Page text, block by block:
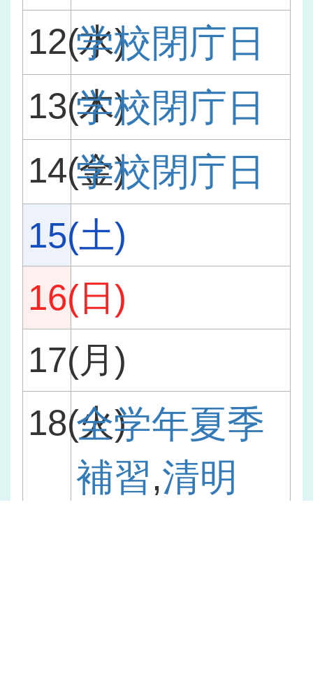
12(水)
学校閉庁日
13(木)
学校閉庁日
14(金)
学校閉庁日
15(土)
16(日)
17(月)
18(火)
全学年夏季
補習,清明